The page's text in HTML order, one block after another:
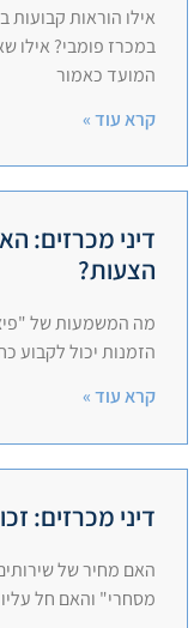
אילו הוראות
במכרז פומבי? אילו
המועד כאמור
קרא עוד »
דיני מכרזים:
הצעות?
מה המשמעות של
הזמנות יכול לקבוע
קרא עוד »
דיני מכרזים:
האם מחיר של
מסחרי" והאם חל